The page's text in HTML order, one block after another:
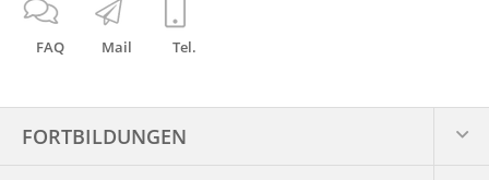
FAQ Mail Tel.
FORTBILDUNGEN